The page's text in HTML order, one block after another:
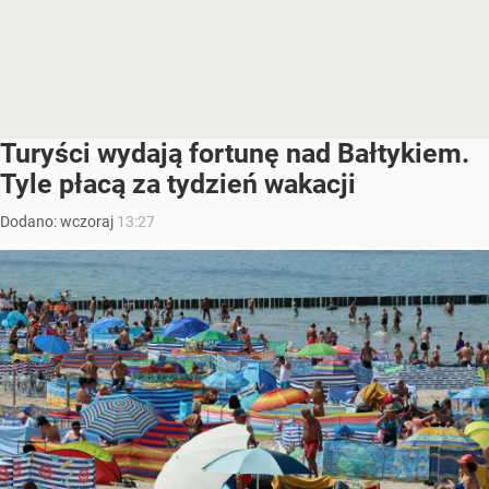
Turyści wydają fortunę nad Bałtykiem.
Tyle płacą za tydzień wakacji
Dodano:wczoraj 13:27